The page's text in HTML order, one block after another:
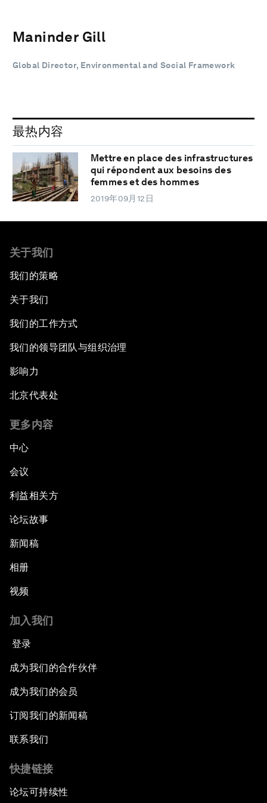
Maninder Gill
Global Director, Environmental and Social Framework
最热内容
Mettre en place des infrastructures
qui répondent aux besoins des
femmes et des hommes
2019年09月12日
关于我们
我们的策略
关于我们
我们的工作方式
我们的领导团队与组织治理
影响力
北京代表处
更多内容
中心
会议
利益相关方
论坛故事
新闻稿
相册
视频
加入我们
登录
成为我们的合作伙伴
成为我们的会员
订阅我们的新闻稿
联系我们
快捷链接
论坛可持续性